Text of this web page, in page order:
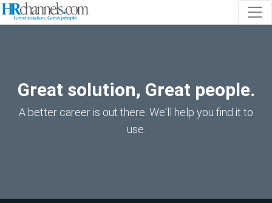
Great solution, Great people.
A better career is out there. We'll help you find it to
use.